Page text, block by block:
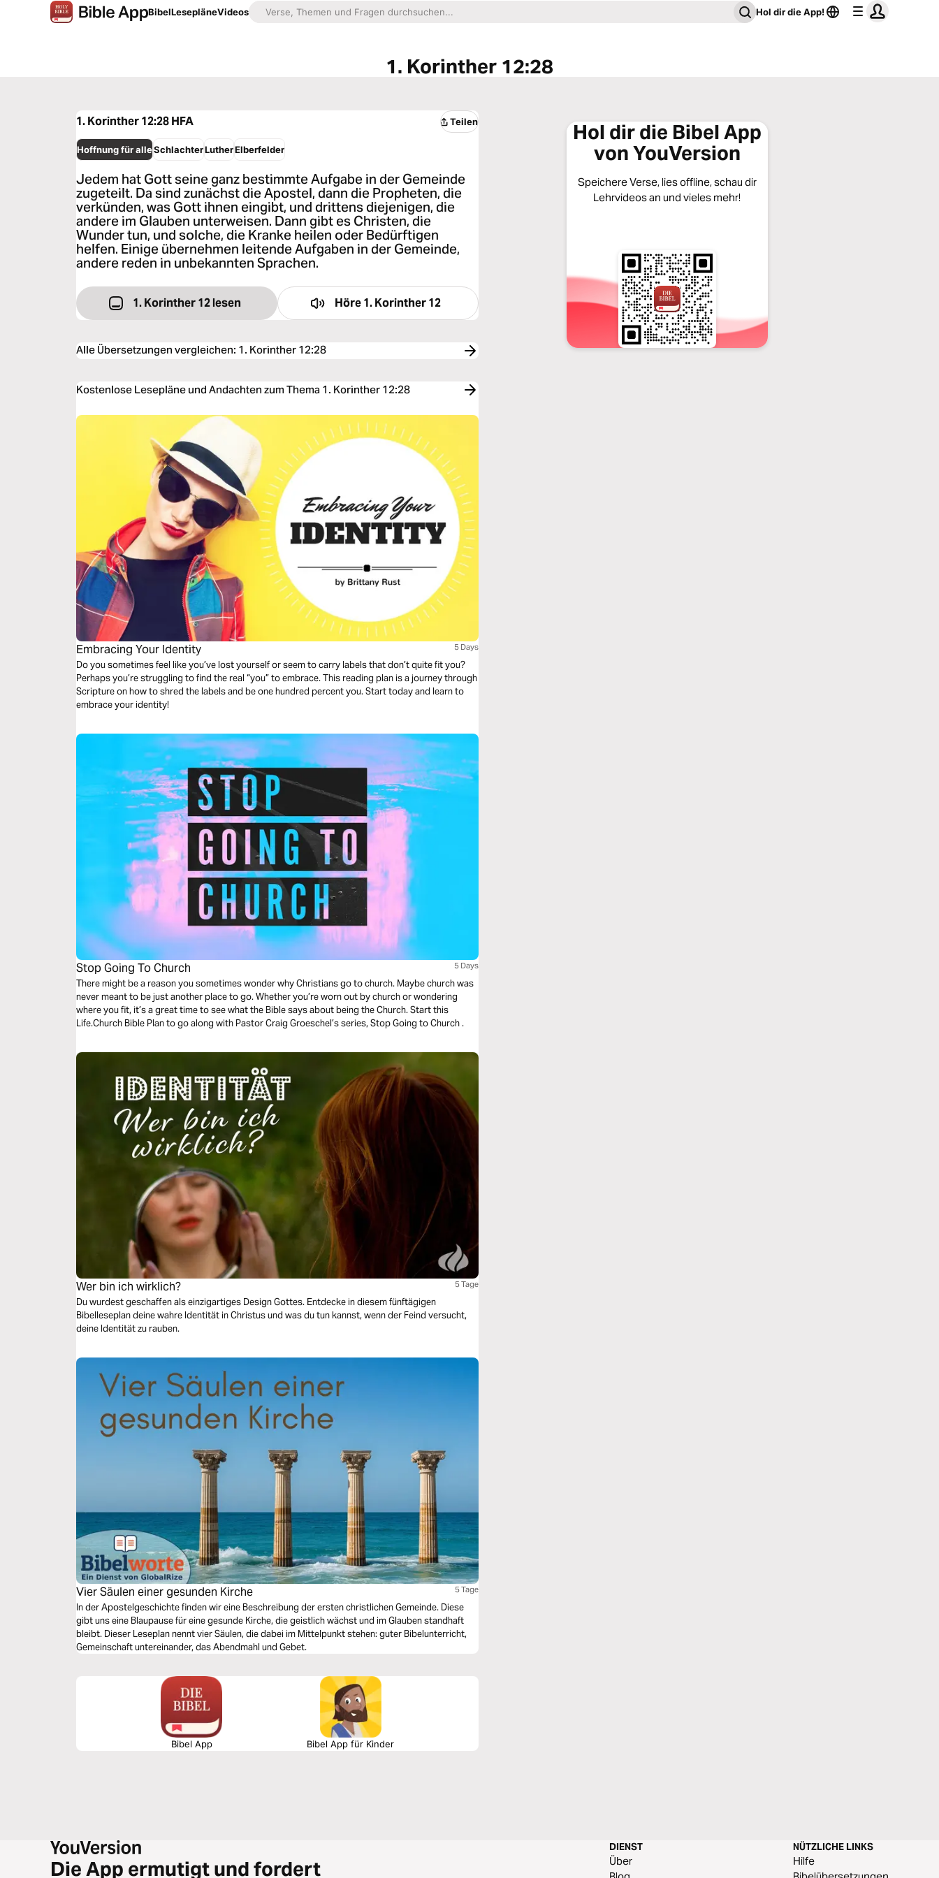
BibelLesepläneVideos Hol dir die App!
1. Korinther 12:28
1. Korinther 12:28HFA Teilen
Hoffnung für alleSchlachterLutherElberfelder
Jedem hat Gott seine ganz bestimmte Aufgabe in der Gemeinde
zugeteilt. Da sind zunächst die Apostel, dann die Propheten, die
verkünden, was Gott ihnen eingibt, und drittens diejenigen, die
andere im Glauben unterweisen. Dann gibt es Christen, die
Wunder tun, und solche, die Kranke heilen oder Bedürftigen
helfen. Einige übernehmen leitende Aufgaben in der Gemeinde,
andere reden in unbekannten Sprachen.
1. Korinther 12 lesen Höre1. Korinther 12
Alle Übersetzungen vergleichen: 1. Korinther 12:28
Kostenlose Lesepläne und Andachten zum Thema 1. Korinther 12:28
Embracing Your Identity 5 Days
Do you sometimes feel like you’ve lost yourself or seem to carry labels that don’t quite fit you?
Perhaps you’re struggling to find the real “you” to embrace. This reading plan is a journey through
Scripture on how to shred the labels and be one hundred percent you. Start today and learn to
embrace your identity!
Stop Going To Church 5 Days
There might be a reason you sometimes wonder why Christians go to church. Maybe church was
never meant to be just another place to go. Whether you’re worn out by church or wondering
where you fit, it’s a great time to see what the Bible says about being the Church. Start this
Life.Church Bible Plan to go along with Pastor Craig Groeschel’s series, Stop Going to Church .
Wer bin ich wirklich? 5 Tage
Du wurdest geschaffen als einzigartiges Design Gottes. Entdecke in diesem fünftägigen
Bibelleseplan deine wahre Identität in Christus und was du tun kannst, wenn der Feind versucht,
deine Identität zu rauben.
Vier Säulen einer gesunden Kirche 5 Tage
In der Apostelgeschichte finden wir eine Beschreibung der ersten christlichen Gemeinde. Diese
gibt uns eine Blaupause für eine gesunde Kirche, die geistlich wächst und im Glauben standhaft
bleibt. Dieser Leseplan nennt vier Säulen, die dabei im Mittelpunkt stehen: guter Bibelunterricht,
Gemeinschaft untereinander, das Abendmahl und Gebet.
Bibel App Bibel App für Kinder
Hol dir die Bibel App
von YouVersion
Speichere Verse, lies offline, schau dir
Lehrvideos an und vieles mehr!
Die App ermutigt und fordert
DIENST
Über
NÜTZLICHE LINKS
Hilfe